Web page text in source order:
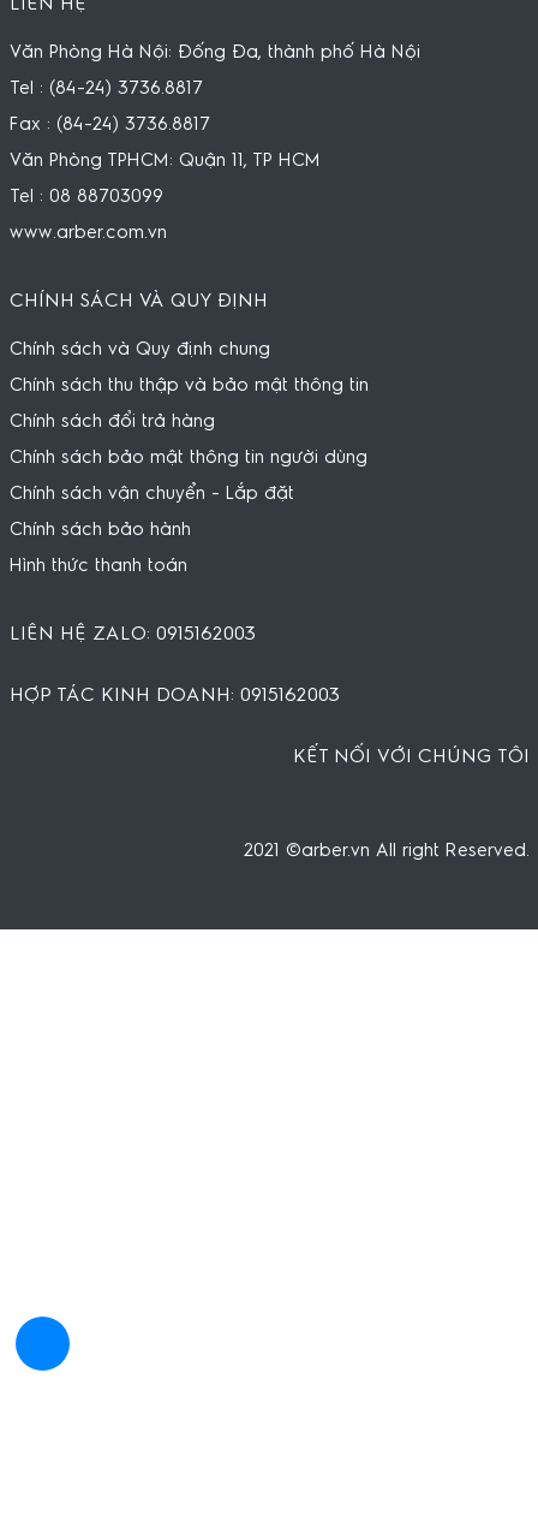
Văn Phòng Hà Nội: Đống Đa, thành phố Hà Nội
Tel : (84-24) 3736.8817
Fax : (84-24) 3736.8817
Văn Phòng TPHCM: Quận 11, TP HCM
Tel : 08 88703099
www.arber.com.vn
CHÍNH SÁCH VÀ QUY ĐỊNH
Chính sách và Quy định chung
Chính sách thu thập và bảo mật thông tin
Chính sách đổi trả hàng
Chính sách bảo mật thông tin người dùng
Chính sách vận chuyển - Lắp đặt
Chính sách bảo hành
Hình thức thanh toán
LIÊN HỆ ZALO: 0915162003
HỢP TÁC KINH DOANH: 0915162003
KẾT NỐI VỚI CHÚNG TÔI
2021 ©arber.vn All right Reserved.